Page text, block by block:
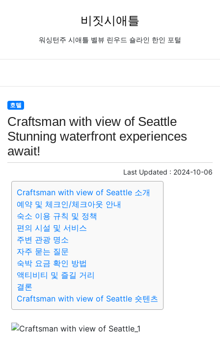
비짓시애틀
워싱턴주 시애틀 벨뷰 린우드 숄라인 한인 포털
호텔
Craftsman with view of Seattle
Stunning waterfront experiences
await!
Last Updated : 2024-10-06
Craftsman with view of Seattle 소개
예약 및 체크인/체크아웃 안내
숙소 이용 규칙 및 정책
편의 시설 및 서비스
주변 관광 명소
자주 묻는 질문
숙박 요금 확인 방법
액티비티 및 즐길 거리
결론
Craftsman with view of Seattle 숏텐츠